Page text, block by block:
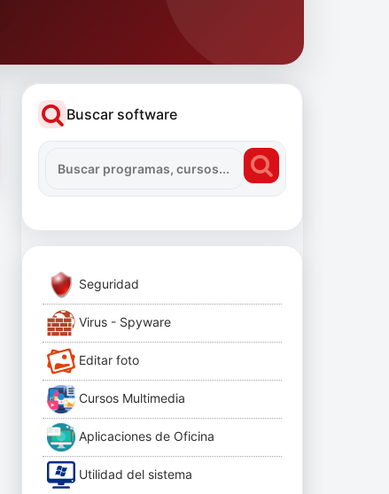
Buscar software
Seguridad
Virus - Spyware
Editar foto
Cursos Multimedia
Aplicaciones de Oficina
Utilidad del sistema